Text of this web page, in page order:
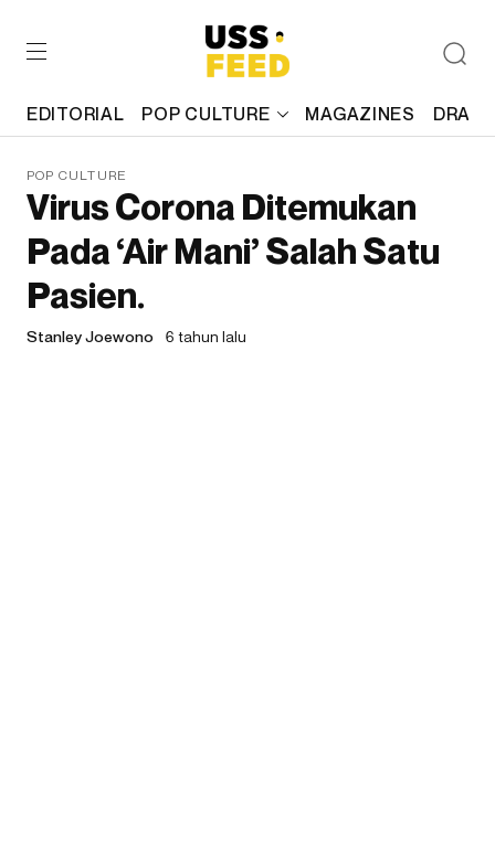
EDITORIAL POP CULTURE MAGAZINES
POP CULTURE
Virus Corona Ditemukan
Pada ‘Air Mani’ Salah Satu
Pasien.
Stanley Joewono 6 tahun lalu